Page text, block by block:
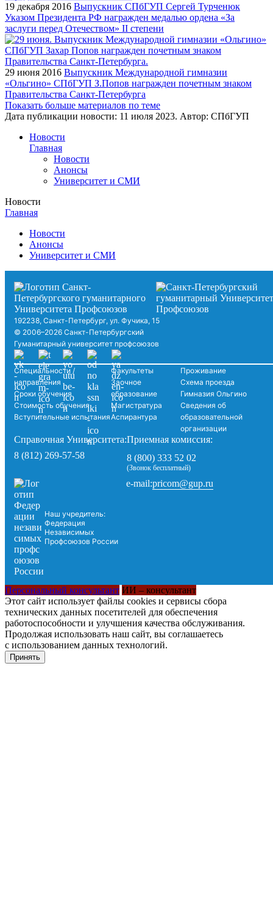
19 декабря 2016 Выпускник СПбГУП Сергей Турченюк
Указом Президента РФ награжден медалью ордена «За
заслуги перед Отечеством» II степени
29 июня 2016 Выпускник Международной гимназии
«Ольгино» СПбГУП З.Попов награжден почетным знаком
Правительства Санкт-Петербурга
Показать больше материалов по теме
Дата публикации новости: 11 июля 2023. Автор: СПбГУП
Новости
Главная
Новости
Анонсы
Университет и СМИ
Новости
Главная
Новости
Анонсы
Университет и СМИ
192238, Санкт-Петербург, ул. Фучика, 15
© 2006–2026 Санкт-Петербургский
Гуманитарный университет профсоюзов
Специальности /
направления
Сроки обучения
Стоимость обучения
Вступительные испытания
Факультеты
Заочное
образование
Магистратура
Аспирантура
Проживание
Схема проезда
Гимназия Ольгино
Сведения об
образовательной
организации
Справочная Университета:
8 (812) 269-57-58
Приемная комиссия:
8 (800) 333 52 02
(Звонок бесплатный)
Наш учредитель:
Федерация
Независимых
Профсоюзов России
e-mail:pricom@gup.ru
Персональный консультант ИИ – консультант
Этот сайт использует файлы cookies и сервисы сбора
технических данных посетителей для обеспечения
работоспособности и улучшения качества обслуживания.
Продолжая использовать наш сайт, вы соглашаетесь
с использованием данных технологий.
Принять